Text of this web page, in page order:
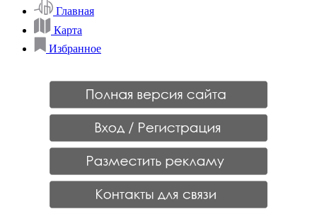
Главная
Карта
Избранное